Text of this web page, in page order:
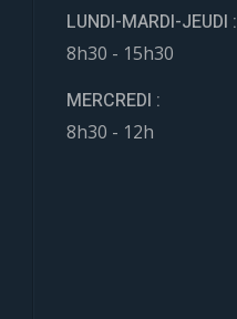
LUNDI-MARDI-JEUDI :
8h30 - 15h30
MERCREDI :
8h30 - 12h